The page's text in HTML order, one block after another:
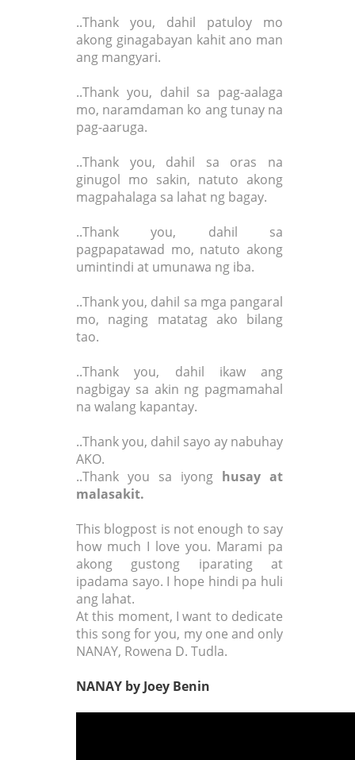
..Thank you, dahil patuloy mo
akong ginagabayan kahit ano man
ang mangyari.
..Thank you, dahil sa pag-aalaga
mo, naramdaman ko ang tunay na
pag-aaruga.
..Thank you, dahil sa oras na
ginugol mo sakin, natuto akong
magpahalaga sa lahat ng bagay.
..Thank you, dahil sa
pagpapatawad mo, natuto akong
umintindi at umunawa ng iba.
..Thank you, dahil sa mga pangaral
mo, naging matatag ako bilang
tao.
..Thank you, dahil ikaw ang
nagbigay sa akin ng pagmamahal
na walang kapantay.
..Thank you, dahil sayo ay nabuhay
AKO.
..Thank you sa iyong husay at
malasakit.
This blogpost is not enough to say
how much I love you. Marami pa
akong gustong iparating at
ipadama sayo. I hope hindi pa huli
ang lahat.
At this moment, I want to dedicate
this song for you, my one and only
NANAY, Rowena D. Tudla.
NANAY by Joey Benin